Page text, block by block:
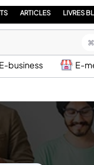
ARTICLES LIVRES
E-business E-